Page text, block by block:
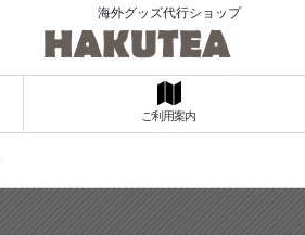
海外グッズ代行ショップ
ご利用案内